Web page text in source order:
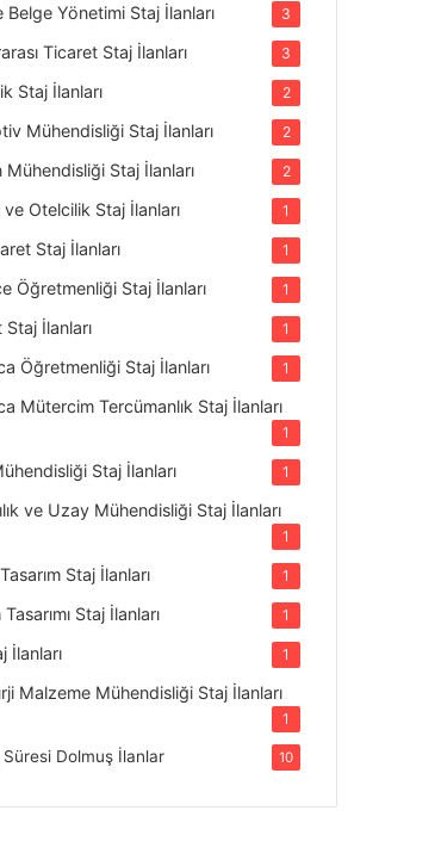
Belge Yönetimi Staj İlanları 3
Ticaret Staj İlanları 3
Staj İlanları 2
Mühendisliği Staj İlanları 2
Mühendisliği Staj İlanları 2
Otelcilik Staj İlanları 1
Staj İlanları 1
Öğretmenliği Staj İlanları 1
İlanları 1
Öğretmenliği Staj İlanları 1
Mütercim Tercümanlık Staj İlanları
1
Staj İlanları 1
ve Uzay Mühendisliği Staj İlanları
1
Staj İlanları 1
Staj İlanları 1
İlanları 1
Malzeme Mühendisliği Staj İlanları
1
Süresi Dolmuş İlanlar 10